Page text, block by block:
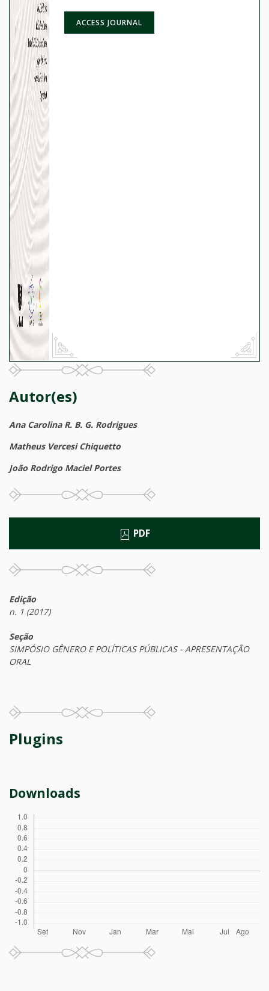
ACCESS JOURNAL
Autor(es)
Ana Carolina R. B. G. Rodrigues
Matheus Vercesi Chiquetto
João Rodrigo Maciel Portes
PDF
Edição
n. 1 (2017)
Seção
SIMPÓSIO GÊNERO E POLÍTICAS PÚBLICAS - APRESENTAÇÃO
ORAL
Plugins
Downloads